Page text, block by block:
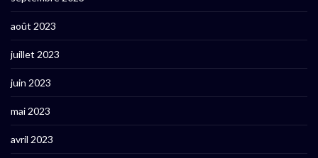
août 2023
juillet 2023
juin 2023
mai 2023
avril 2023